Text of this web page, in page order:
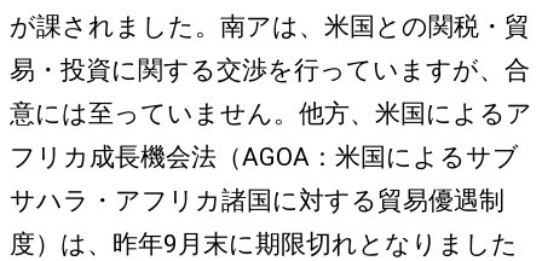
が課されました。南アは、米国との関税・貿
易・投資に関する交渉を行っていますが、合
意には至っていません。他方、米国によるア
フリカ成長機会法（AGOA：米国によるサブ
サハラ・アフリカ諸国に対する貿易優遇制
度）は、昨年9月末に期限切れとなりました